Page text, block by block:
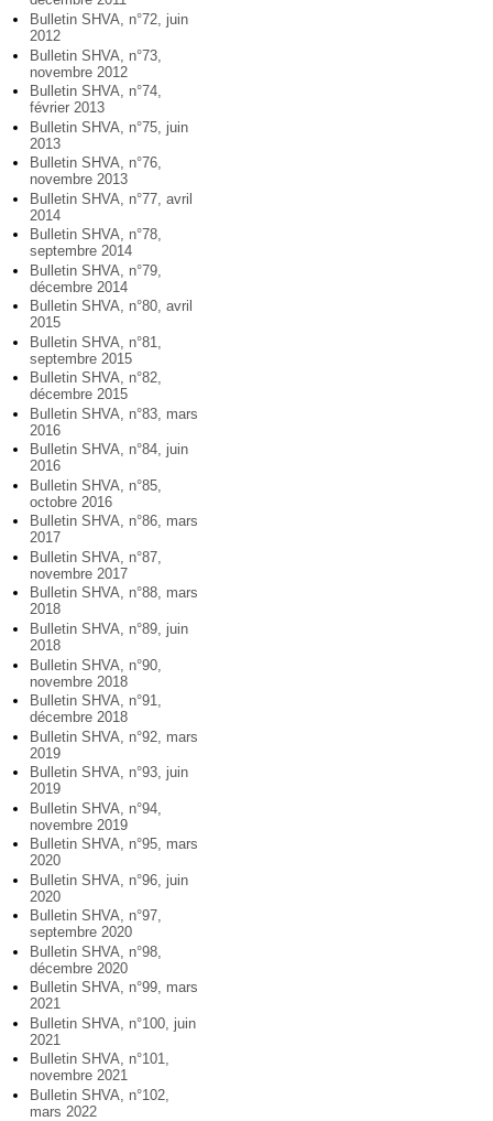
Bulletin SHVA, n°72, juin
2012
Bulletin SHVA, n°73,
novembre 2012
Bulletin SHVA, n°74,
février 2013
Bulletin SHVA, n°75, juin
2013
Bulletin SHVA, n°76,
novembre 2013
Bulletin SHVA, n°77, avril
2014
Bulletin SHVA, n°78,
septembre 2014
Bulletin SHVA, n°79,
décembre 2014
Bulletin SHVA, n°80, avril
2015
Bulletin SHVA, n°81,
septembre 2015
Bulletin SHVA, n°82,
décembre 2015
Bulletin SHVA, n°83, mars
2016
Bulletin SHVA, n°84, juin
2016
Bulletin SHVA, n°85,
octobre 2016
Bulletin SHVA, n°86, mars
2017
Bulletin SHVA, n°87,
novembre 2017
Bulletin SHVA, n°88, mars
2018
Bulletin SHVA, n°89, juin
2018
Bulletin SHVA, n°90,
novembre 2018
Bulletin SHVA, n°91,
décembre 2018
Bulletin SHVA, n°92, mars
2019
Bulletin SHVA, n°93, juin
2019
Bulletin SHVA, n°94,
novembre 2019
Bulletin SHVA, n°95, mars
2020
Bulletin SHVA, n°96, juin
2020
Bulletin SHVA, n°97,
septembre 2020
Bulletin SHVA, n°98,
décembre 2020
Bulletin SHVA, n°99, mars
2021
Bulletin SHVA, n°100, juin
2021
Bulletin SHVA, n°101,
novembre 2021
Bulletin SHVA, n°102,
mars 2022